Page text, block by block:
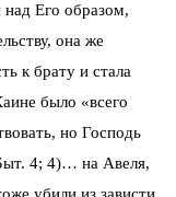
над Его образом,
она же
к брату и стала
было «всего
но Господь
4; 4)… на Авеля,